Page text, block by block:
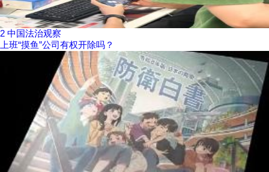
2 中国法治观察
上班“摸鱼”公司有权开除吗？